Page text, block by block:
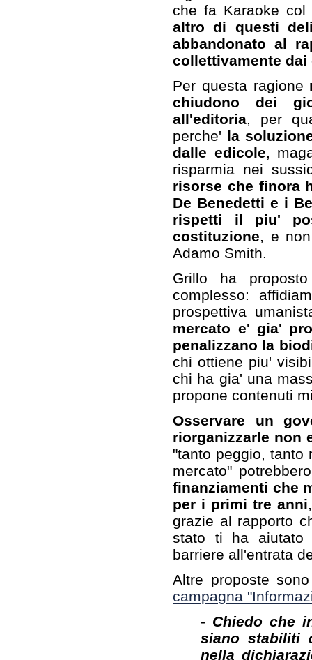
che fa Karaoke
altro di questi
abbandonato al
collettivamente
Per questa ragione
chiudono dei
all'editoria, per
perche' la
dalle edicole,
risparmia nei
risorse che finora
De Benedetti e i
rispetti il piu'
costituzione, e
Adamo Smith.
Grillo ha
complesso:
prospettiva
mercato e' gia'
penalizzano la
chi ottiene piu'
chi ha gia' una
propone contenuti
Osservare un
riorganizzarle non
"tanto peggio, tanto
mercato"
finanziamenti che
per i primi tre anni
grazie al rapporto
stato ti ha aiutato
barriere all'entrata
Altre proposte
campagna
- Chiedo che
siano stabiliti
nella